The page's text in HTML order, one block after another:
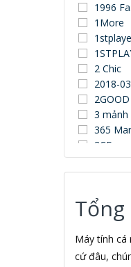
1996
1More
2 Chic
2018-
2GOOD
3 mảnh
365
3CE
3DUN
3M
3NOD
4D
Máy tính cá
cứ đâu,